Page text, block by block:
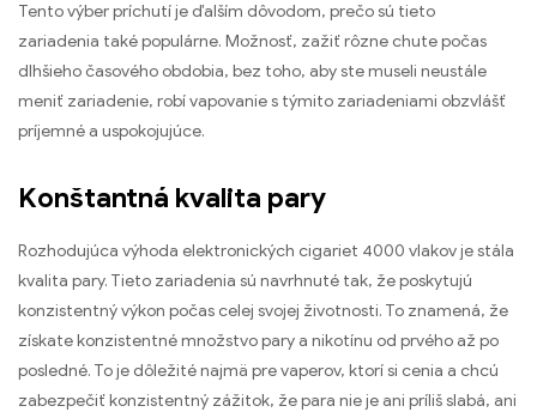
Tento výber príchutí je ďalším dôvodom, prečo sú tieto
zariadenia také populárne. Možnosť, zažiť rôzne chute počas
dlhšieho časového obdobia, bez toho, aby ste museli neustále
meniť zariadenie, robí vapovanie s týmito zariadeniami obzvlášť
príjemné a uspokojujúce.
Konštantná kvalita pary
Rozhodujúca výhoda elektronických cigariet 4000 vlakov je stála
kvalita pary. Tieto zariadenia sú navrhnuté tak, že poskytujú
konzistentný výkon počas celej svojej životnosti. To znamená, že
získate konzistentné množstvo pary a nikotínu od prvého až po
posledné. To je dôležité najmä pre vaperov, ktorí si cenia a chcú
zabezpečiť konzistentný zážitok, že para nie je ani príliš slabá, ani